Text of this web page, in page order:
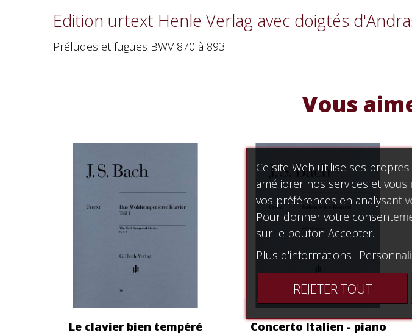
Edition urtext Henle Verlag avec doigtés
Préludes et fugues BWV 870 à 893
Vous
Le clavier bien tempéré
Concerto Italien - piano
Ce site Web utilise ses
améliorer nos services et
vos préférences en analysant
Pour donner votre
sur le bouton Accepter.
Plus d'informations
REJETER TOUT